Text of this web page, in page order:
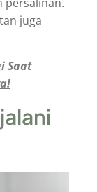
juga
Saat